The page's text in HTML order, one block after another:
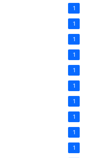
1
1
1
1
1
1
1
1
1
1